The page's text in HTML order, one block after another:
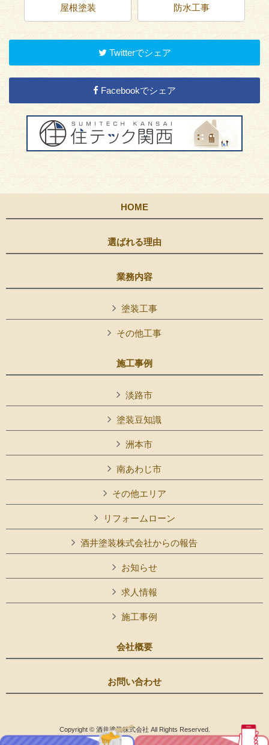
屋根塗装 防水工事
Twitterでシェア
Facebookでシェア
HOME
選ばれる理由
業務内容
塗装工事
その他工事
施工事例
淡路市
塗装豆知識
洲本市
南あわじ市
その他エリア
リフォームローン
酒井塗装株式会社からの報告
お知らせ
求人情報
施工事例
会社概要
お問い合わせ
Copyright © 酒井塗装株式会社 All Rights Reserved.